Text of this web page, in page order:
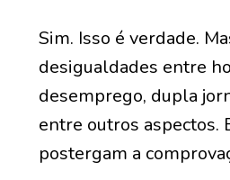
Sim. Isso é verdade.
desigualdades entre
desemprego, dupla
entre outros aspectos.
postergam a